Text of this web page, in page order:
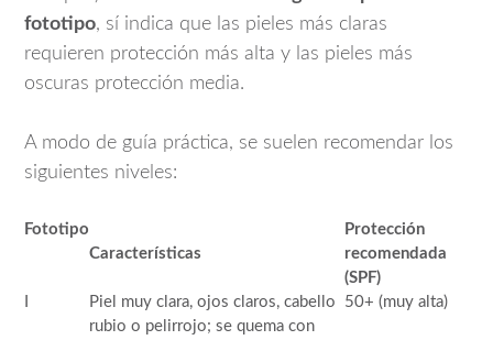
fototipo, sí indica que las pieles más claras
requieren protección más alta y las pieles más
oscuras protección media.
A modo de guía práctica, se suelen recomendar los
siguientes niveles:
Fototipo
Características
Protección
recomendada
(SPF)
Piel muy clara, ojos claros, cabello
rubio o pelirrojo; se quema con
50+ (muy alta)